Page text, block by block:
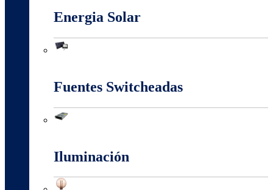
Energia Solar
Fuentes Switcheadas
Iluminación